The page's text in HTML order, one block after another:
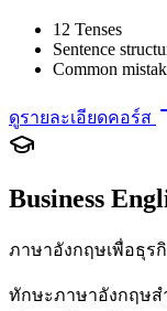
12 Tenses
Sentence
Common
ดูรายละเอียดคอร์ส
Business
ภาษาอังกฤษเพื่อธุร
ทักษะภาษาอังกฤษส